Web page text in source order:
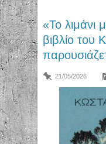
«Το λιμάνι
βιβλίο
21/05/2026